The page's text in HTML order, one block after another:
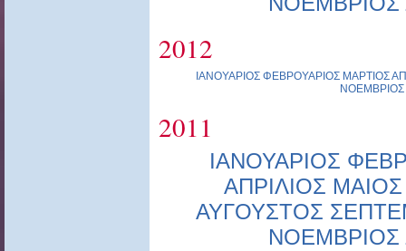
2012
ΙΑΝΟΥΑΡΙΟΣ ΦΕΒΡΟΥΑΡΙΟΣ ΜΑΡΤΙΟΣ
ΝΟΕΜΒΡΙΟΣ
2011
ΙΑΝΟΥΑΡΙΟΣ
ΑΠΡΙΛΙΟΣ ΜΑΙΟΣ
ΑΥΓΟΥΣΤΟΣ
ΝΟΕΜΒΡΙΟΣ